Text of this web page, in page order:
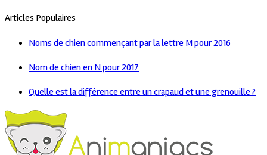
Articles Populaires
Noms de chien commençant par la lettre M pour 2016
Nom de chien en N pour 2017
Quelle est la différence entre un crapaud et une grenouille ?